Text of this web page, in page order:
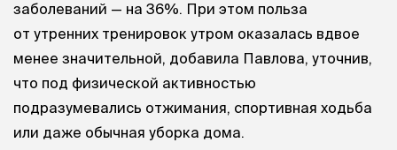
заболеваний — на 36%. При этом польза
от утренних тренировок утром оказалась вдвое
менее значительной, добавила Павлова, уточнив,
что под физической активностью
подразумевались отжимания, спортивная ходьба
или даже обычная уборка дома.